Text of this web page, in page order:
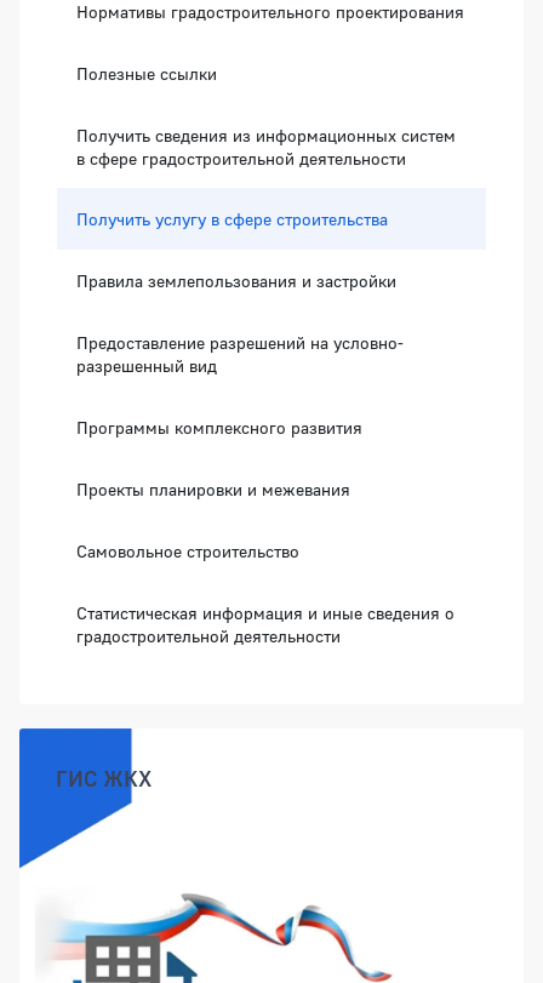
Нормативы градостроительного проектирования
Полезные ссылки
Получить сведения из информационных систем
в сфере градостроительной деятельности
Получить услугу в сфере строительства
Правила землепользования и застройки
Предоставление разрешений на условно-
разрешенный вид
Программы комплексного развития
Проекты планировки и межевания
Самовольное строительство
Статистическая информация и иные сведения о
градостроительной деятельности
ГИС ЖКХ